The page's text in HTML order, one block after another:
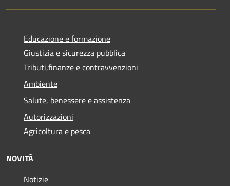
Educazione e formazione
Giustizia e sicurezza pubblica
Tributi,finanze e contravvenzioni
Ambiente
Salute, benessere e assistenza
Autorizzazioni
Agricoltura e pesca
NOVITÀ
Notizie